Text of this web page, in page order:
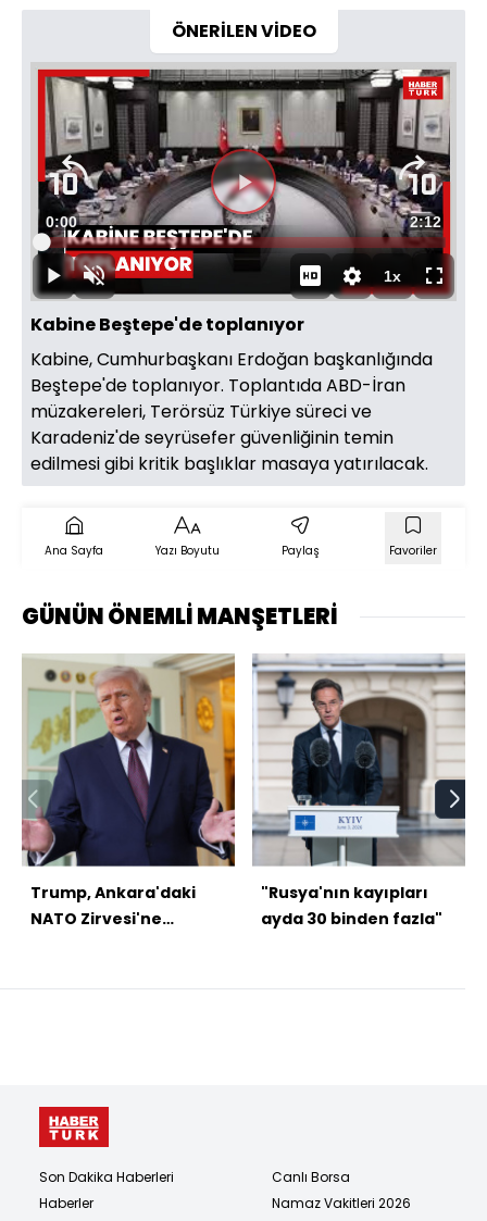
ÖNERİLEN VİDEO
Videoyu
Oynat
OynatSesi
Aç
Süre
0:00 Toplam
Süre
2:12
Yüklendi:
1xOynatma
Hızı
Tam
Ekran
Kabine Beştepe'de toplanıyor
Kabine, Cumhurbaşkanı Erdoğan başkanlığında
Beştepe'de toplanıyor. Toplantıda ABD-İran
müzakereleri, Terörsüz Türkiye süreci ve
Karadeniz'de seyrüsefer güvenliğinin temin
edilmesi gibi kritik başlıklar masaya yatırılacak.
Ana Sayfa Yazı Boyutu Paylaş Favoriler
GÜNÜN ÖNEMLİ MANŞETLERİ
Trump, Ankara'daki
NATO Zirvesi'ne
"Rusya'nın kayıpları
ayda 30 binden fazla"
Son Dakika Haberleri
Haberler
Canlı Borsa
Namaz Vakitleri 2026